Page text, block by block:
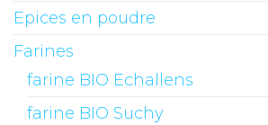
Epices en poudre
Farines
farine BIO Echallens
farine BIO Suchy